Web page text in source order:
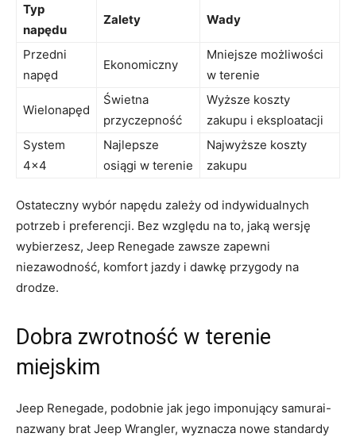
Typ
⁤napędu
Zalety Wady
Przedni
napęd
Ekonomiczny
Mniejsze‌ możliwości
w terenie
Wielonapęd
Świetna⁤
przyczepność
Wyższe koszty
‍zakupu ⁤i ‍eksploatacji
System
4×4
Najlepsze
osiągi ⁤w terenie
Najwyższe koszty
zakupu
Ostateczny⁢ wybór⁢ napędu zależy od ​indywidualnych
potrzeb ‍i preferencji. Bez względu na to, jaką wersję⁣
wybierzesz, Jeep Renegade zawsze zapewni
niezawodność, komfort jazdy ‌i dawkę⁢ przygody na‍
drodze.
Dobra zwrotność w terenie
miejskim
Jeep Renegade, podobnie jak jego imponujący ⁢samurai-
nazwany brat Jeep Wrangler, wyznacza nowe standardy